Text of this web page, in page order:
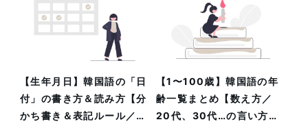
【生年月日】韓国語の「日
付」の書き方＆読み方【分
かち書き＆表記ルール／音
【1〜100歳】韓国語の年
齢一覧まとめ【数え方／
20代、30代…の言い方